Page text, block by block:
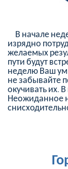
В начале недели Вам, словно пчелке, придется
изрядно
желаемых
пути будут
неделю Ваш ум
не забывайте
окучивать их.
Неожиданное